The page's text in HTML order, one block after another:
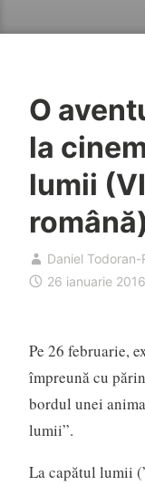
O
la
lumii
română)
Daniel Todoran-
26 ianuarie 2016
Pe 26 februarie,
împreună cu
bordul unei
lumii”.
La capătul lumii